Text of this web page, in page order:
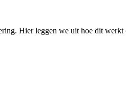
Hier leggen we uit hoe dit